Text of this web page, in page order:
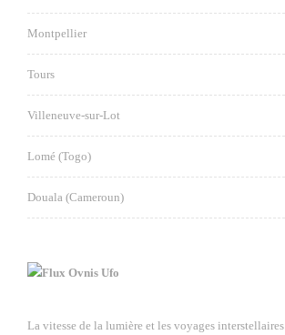
Montpellier
Tours
Villeneuve-sur-Lot
Lomé (Togo)
Douala (Cameroun)
Ovnis Ufo
La vitesse de la lumière et les voyages interstellaires